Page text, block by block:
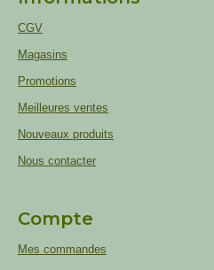
CGV
Magasins
Promotions
Meilleures ventes
Nouveaux produits
Nous contacter
Compte
Mes commandes